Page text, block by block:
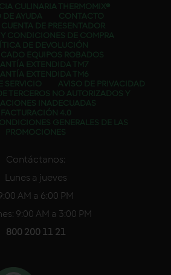
CULINARIA THERMOMIX®
DE AYUDA
CONTACTO
CUENTA DE PRESENTADOR
Y CONDICIONES DE COMPRA
DE DEVOLUCIÓN
EQUIPOS ROBADOS
EXTENDIDA TM7
EXTENDIDA TM6
SERVICIO
AVISO DE PRIVACIDAD
TERCEROS NO AUTORIZADOS Y
INADECUADAS
FACTURACIÓN 4.0
GENERALES DE LAS
PROMOCIONES
Contáctanos:
Lunes a jueves
AM a 6:00 PM
9:00 AM a 3:00 PM
800 200 11 21